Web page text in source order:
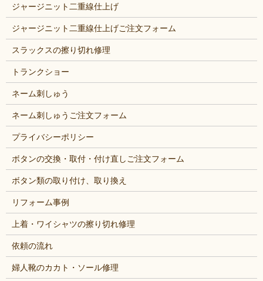
ジャージニット二重線仕上げ
ジャージニット二重線仕上げご注文フォーム
スラックスの擦り切れ修理
トランクショー
ネーム刺しゅう
ネーム刺しゅうご注文フォーム
プライバシーポリシー
ボタンの交換・取付・付け直しご注文フォーム
ボタン類の取り付け、取り換え
リフォーム事例
上着・ワイシャツの擦り切れ修理
依頼の流れ
婦人靴のカカト・ソール修理